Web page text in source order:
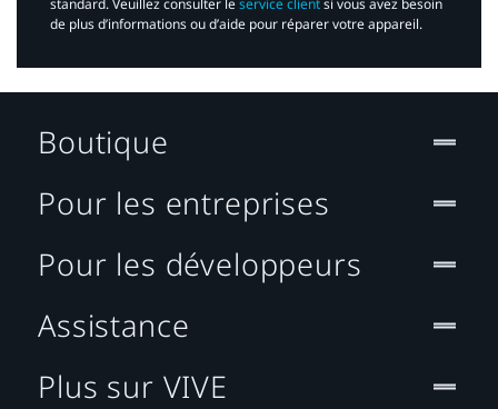
de plus d’informations ou d’aide pour réparer votre appareil.​
Boutique
Pour les entreprises
Pour les développeurs
Assistance
Plus sur VIVE